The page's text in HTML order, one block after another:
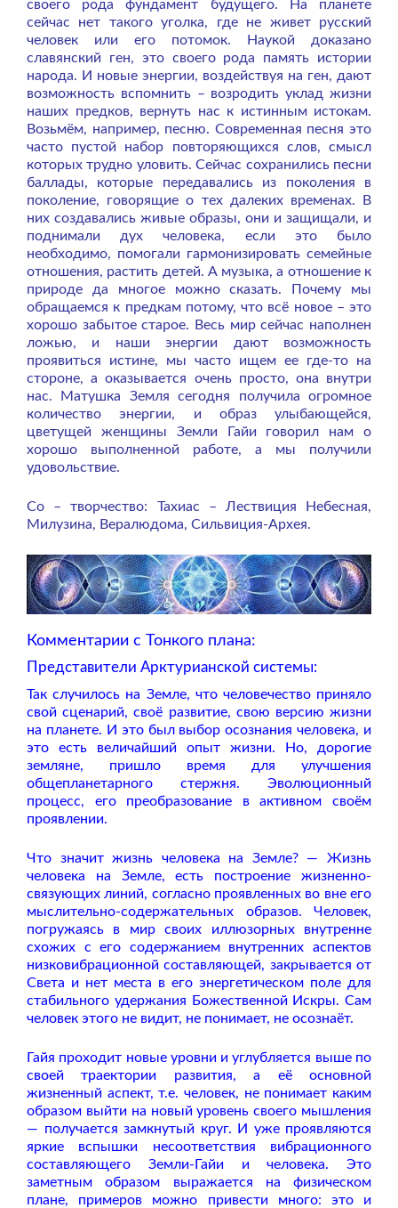
своего рода фундамент будущего. На планете
сейчас нет такого уголка, где не живет русский
человек или его потомок. Наукой доказано
славянский ген, это своего рода память истории
народа. И новые энергии, воздействуя на ген, дают
возможность вспомнить – возродить уклад жизни
наших предков, вернуть нас к истинным истокам.
Возьмём, например, песню. Современная песня это
часто пустой набор повторяющихся слов, смысл
которых трудно уловить. Сейчас сохранились песни
баллады, которые передавались из поколения в
поколение, говорящие о тех далеких временах. В
них создавались живые образы, они и защищали, и
поднимали дух человека, если это было
необходимо, помогали гармонизировать семейные
отношения, растить детей. А музыка, а отношение к
природе да многое можно сказать. Почему мы
обращаемся к предкам потому, что всё новое – это
хорошо забытое старое. Весь мир сейчас наполнен
ложью, и наши энергии дают возможность
проявиться истине, мы часто ищем ее где-то на
стороне, а оказывается очень просто, она внутри
нас. Матушка Земля сегодня получила огромное
количество энергии, и образ улыбающейся,
цветущей женщины Земли Гайи говорил нам о
хорошо выполненной работе, а мы получили
удовольствие.
Со – творчество: Тахиас – Лествиция Небесная,
Милузина, Вералюдома, Сильвиция-Архея.
Комментарии с Тонкого плана:
Представители Арктурианской системы:
Так случилось на Земле, что человечество приняло
свой сценарий, своё развитие, свою версию жизни
на планете. И это был выбор осознания человека, и
это есть величайший опыт жизни. Но, дорогие
земляне, пришло время для улучшения
общепланетарного стержня. Эволюционный
процесс, его преобразование в активном своём
проявлении.
Что значит жизнь человека на Земле? — Жизнь
человека на Земле, есть построение жизненно-
связующих линий, согласно проявленных во вне его
мыслительно-содержательных образов. Человек,
погружаясь в мир своих иллюзорных внутренне
схожих с его содержанием внутренних аспектов
низковибрационной составляющей, закрывается от
Света и нет места в его энергетическом поле для
стабильного удержания Божественной Искры. Сам
человек этого не видит, не понимает, не осознаёт.
Гайя проходит новые уровни и углубляется выше по
своей траектории развития, а её основной
жизненный аспект, т.е. человек, не понимает каким
образом выйти на новый уровень своего мышления
— получается замкнутый круг. И уже проявляются
яркие вспышки несоответствия вибрационного
составляющего Земли-Гайи и человека. Это
заметным образом выражается на физическом
плане, примеров можно привести много: это и